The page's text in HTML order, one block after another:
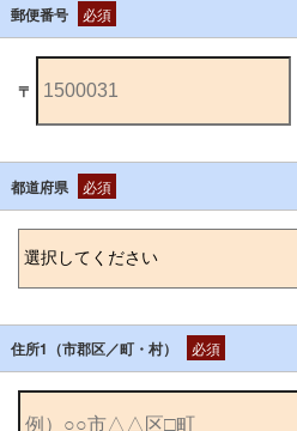
郵便番号 必須
〒
都道府県 必須
住所1（市郡区／町・村） 必須